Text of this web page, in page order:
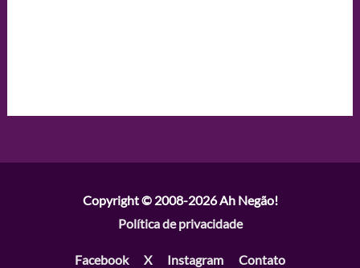
Copyright © 2008-2026Ah Negão!
Política de privacidade
Facebook X Instagram Contato